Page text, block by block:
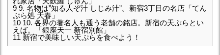
9 9. 名物は”知る人ぞ汁 しじみ汁”。新宿3丁目の名店「てん
ぷら処 天春」
10 10. 各界の著名人も通う老舗の銘店。新宿の天ぷらとい
えば。「銀座天一 新宿別館」
11 新宿で美味しい天ぷらを食べよう！